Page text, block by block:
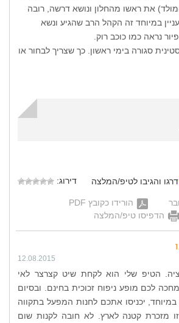
את ראשו מהחלון ונושא דרשה, רובה
במיוחד זה הקהל הרב שהגיע ונשא
נראה כמו כוכב רוק.
סגורה בימי ראשון. כך שצריך לבחור או
דרגו והגיבו לטיפ/המלצה
דירוג:
הורידו כקובץ PDF
הדפיסו טיפ/המלצה
12.08.2015
הטיפ שלי הוא לקחת שיט קצרצר לאי
לכם מופע ניפוח זכוכית בחינם. ובסיום
יכניסו אתכם לחנות המפעל בתקווה
מזכרת קטנה לארץ. לא חובה לקנות שום